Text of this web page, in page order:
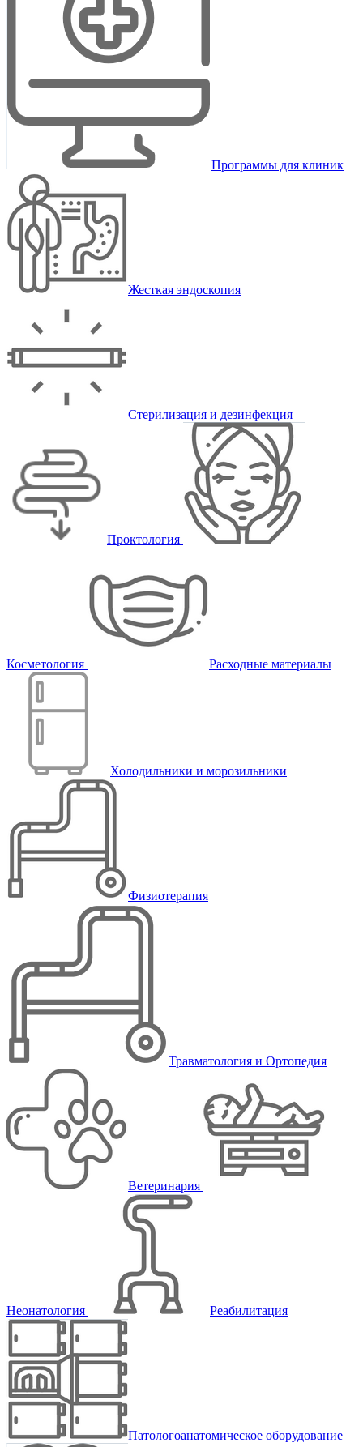
Программы для клиник
Жесткая эндоскопия
Стерилизация и дезинфекция
Проктология
Косметология Расходные материалы
Холодильники и морозильники
Физиотерапия
Травматология и Ортопедия
Ветеринария
Неонатология Реабилитация
Патологоанатомическое оборудование